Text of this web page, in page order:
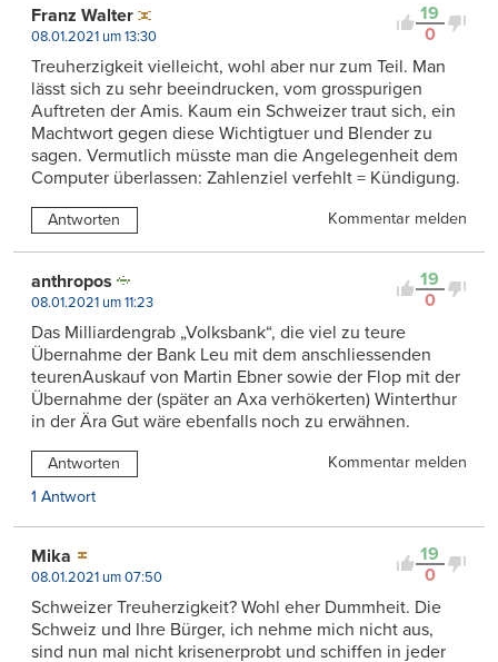
19
0
Franz Walter
08.01.2021 um 13:30
Treuherzigkeit vielleicht, wohl aber nur zum Teil. Man
lässt sich zu sehr beeindrucken, vom grosspurigen
Auftreten der Amis. Kaum ein Schweizer traut sich, ein
Machtwort gegen diese Wichtigtuer und Blender zu
sagen. Vermutlich müsste man die Angelegenheit dem
Computer überlassen: Zahlenziel verfehlt = Kündigung.
Antworten Kommentar melden
19
0
anthropos
08.01.2021 um 11:23
Das Milliardengrab „Volksbank“, die viel zu teure
Übernahme der Bank Leu mit dem anschliessenden
teurenAuskauf von Martin Ebner sowie der Flop mit der
Übernahme der (später an Axa verhökerten) Winterthur
in der Ära Gut wäre ebenfalls noch zu erwähnen.
Antworten
Kommentar melden
1 Antwort
19
0
Mika
08.01.2021 um 07:50
Schweizer Treuherzigkeit? Wohl eher Dummheit. Die
Schweiz und Ihre Bürger, ich nehme mich nicht aus,
sind nun mal nicht krisenerprobt und schiffen in jeder